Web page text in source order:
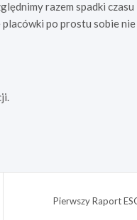
razem spadki
po prostu sobie
Pierwszy Raport